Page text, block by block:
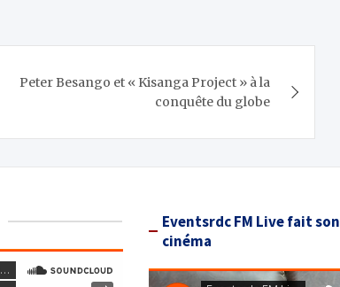
Peter Besango et « Kisanga Project » à la
conquête du globe
Eventsrdc FM Live fait son
cinéma